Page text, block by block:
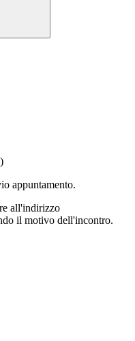
appuntamento.
all'indirizzo
il motivo dell'incontro.